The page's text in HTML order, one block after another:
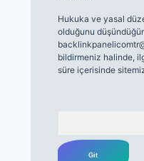
Hukuka ve yasal
olduğunu
bildirmeniz halinde,
süre içerisinde